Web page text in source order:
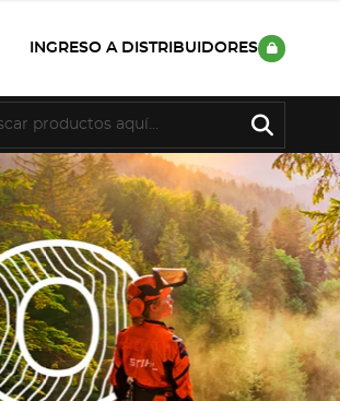
INGRESO A DISTRIBUIDORES